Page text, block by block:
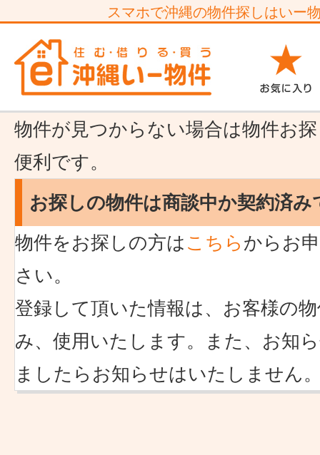
スマホで沖縄の物件探しはいー
物件が見つからない場合は物件お
便利です。
お探しの物件は商談中か契約済み
物件をお探しの方は こちら からお
さい。
登録して頂いた情報は、お客様の
み、使用いたします。また、お知
ましたらお知らせはいたしません